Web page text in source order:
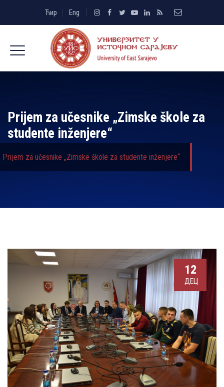
Ћир Eng
Prijem za učesnike „Zimske škole za
studente inženjere“
Prijem za učesnike „Zimske škole za studente inženjere“
12
ДЕЦ